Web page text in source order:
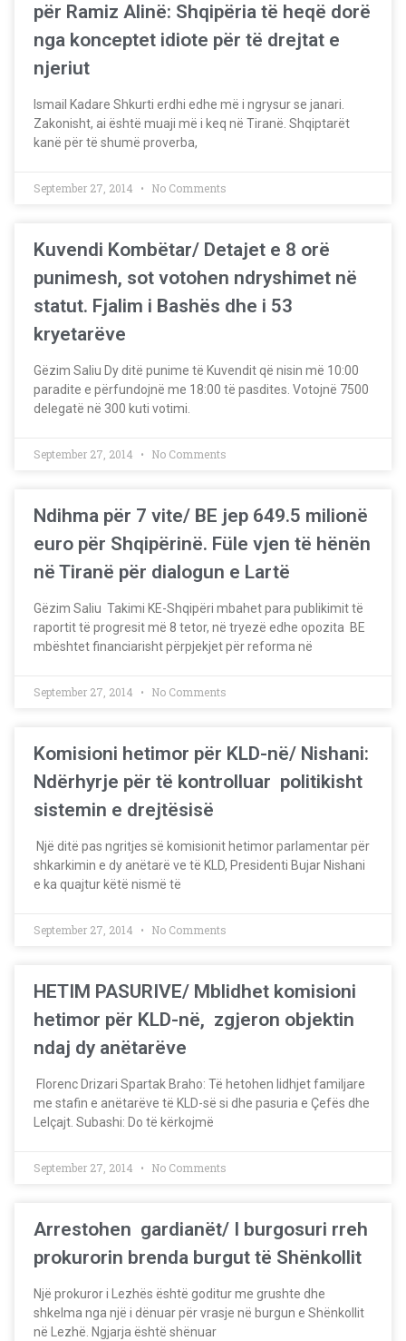
për Ramiz Alinë: Shqipëria të heqë dorë
nga konceptet idiote për të drejtat e
njeriut
Ismail Kadare Shkurti erdhi edhe më i ngrysur se janari.
Zakonisht, ai është muaji më i keq në Tiranë. Shqiptarët
kanë për të shumë proverba,
September 27, 2014 No Comments
Kuvendi Kombëtar/ Detajet e 8 orë
punimesh, sot votohen ndryshimet në
statut. Fjalim i Bashës dhe i 53
kryetarëve
Gëzim Saliu Dy ditë punime të Kuvendit që nisin më 10:00
paradite e përfundojnë me 18:00 të pasdites. Votojnë 7500
delegatë në 300 kuti votimi.
September 27, 2014 No Comments
Ndihma për 7 vite/ BE jep 649.5 milionë
euro për Shqipërinë. Füle vjen të hënën
në Tiranë për dialogun e Lartë
Gëzim Saliu Takimi KE-Shqipëri mbahet para publikimit të
raportit të progresit më 8 tetor, në tryezë edhe opozita BE
mbështet financiarisht përpjekjet për reforma në
September 27, 2014 No Comments
Komisioni hetimor për KLD-në/ Nishani:
Ndërhyrje për të kontrolluar politikisht
sistemin e drejtësisë
Një ditë pas ngritjes së komisionit hetimor parlamentar për
shkarkimin e dy anëtarë ve të KLD, Presidenti Bujar Nishani
e ka quajtur këtë nismë të
September 27, 2014 No Comments
HETIM PASURIVE/ Mblidhet komisioni
hetimor për KLD-në, zgjeron objektin
ndaj dy anëtarëve
Florenc Drizari Spartak Braho: Të hetohen lidhjet familjare
me stafin e anëtarëve të KLD-së si dhe pasuria e Çefës dhe
Lelçajt. Subashi: Do të kërkojmë
September 27, 2014 No Comments
Arrestohen gardianët/ I burgosuri rreh
prokurorin brenda burgut të Shënkollit
Një prokuror i Lezhës është goditur me grushte dhe
shkelma nga një i dënuar për vrasje në burgun e Shënkollit
në Lezhë. Ngjarja është shënuar